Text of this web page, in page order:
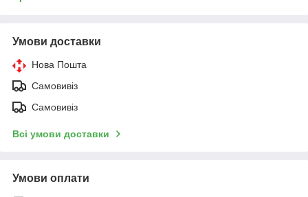
Умови доставки
Нова Пошта
Самовивіз
Самовивіз
Всі умови доставки
Умови оплати